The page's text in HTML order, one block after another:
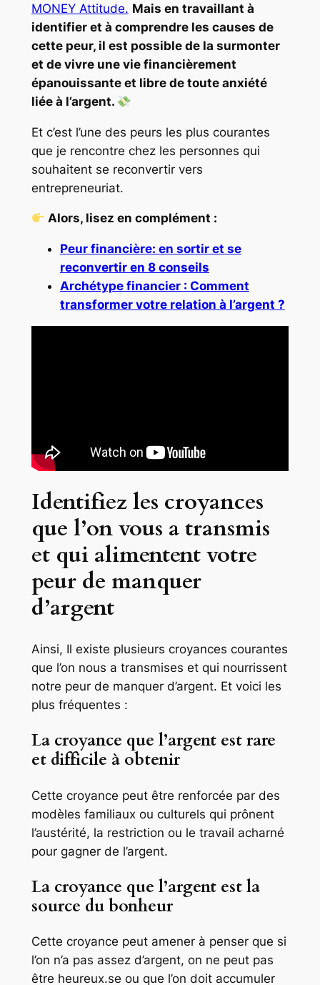
MONEY Attitude. Mais en travaillant à
identifier et à comprendre les causes de
cette peur, il est possible de la surmonter
et de vivre une vie financièrement
épanouissante et libre de toute anxiété
liée à l’argent.
Et c’est l’une des peurs les plus courantes
que je rencontre chez les personnes qui
souhaitent se reconvertir vers
entrepreneuriat.
Alors, lisez en complément :
Peur financière: en sortir et se
reconvertir en 8 conseils
Archétype financier : Comment
transformer votre relation à l’argent ?
Identifiez les croyances
que l’on vous a transmis
et qui alimentent votre
peur de manquer
d’argent
Ainsi, Il existe plusieurs croyances courantes
que l’on nous a transmises et qui nourrissent
notre peur de manquer d’argent. Et voici les
plus fréquentes :
La croyance que l’argent est rare
et difficile à obtenir
Cette croyance peut être renforcée par des
modèles familiaux ou culturels qui prônent
l’austérité, la restriction ou le travail acharné
pour gagner de l’argent.
La croyance que l’argent est la
source du bonheur
Cette croyance peut amener à penser que si
l’on n’a pas assez d’argent, on ne peut pas
être heureux.se ou que l’on doit accumuler